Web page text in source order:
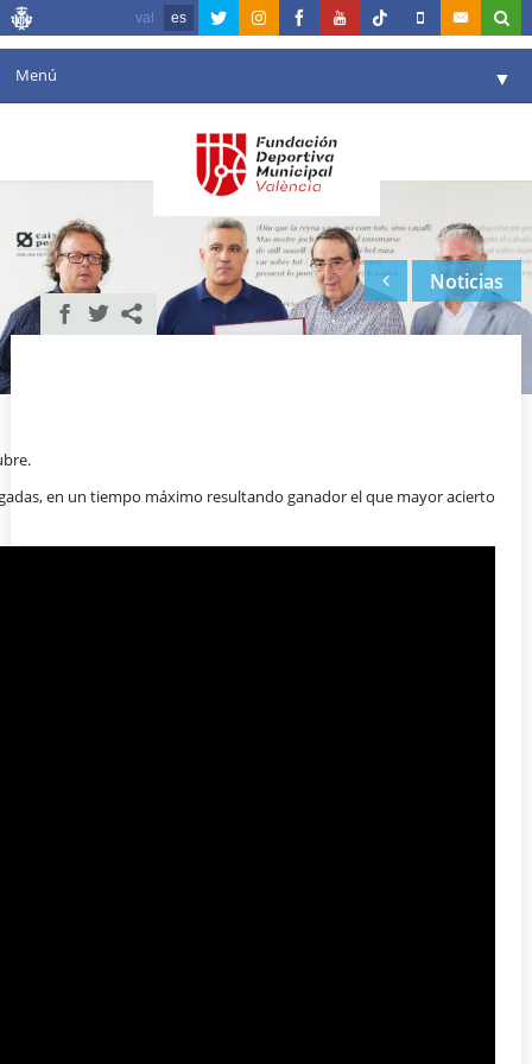
val es
Menú ▼
Agenda
Instalaciones ▼
Comunicación ▼
Valencia en deporte
Noticias
en un tiempo máximo resultando ganador el que mayor acierto